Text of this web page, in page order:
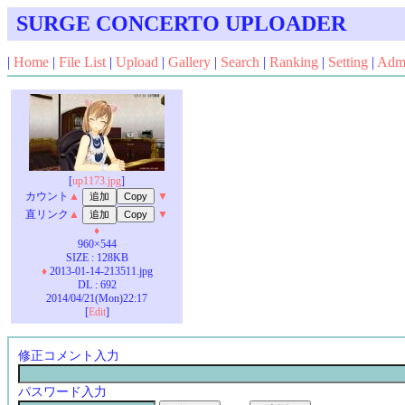
SURGE CONCERTO UPLOADER
| Home | File List | Upload | Gallery | Search | Ranking | Setting |
[up1173.jpg]
カウント ▲
▼
直リンク ▲
▼
♦
960×544
SIZE : 128KB
♦2013-01-14-213511.jpg
DL : 692
2014/04/21(Mon)22:17
[Edit]
修正コメント入力
パスワード入力